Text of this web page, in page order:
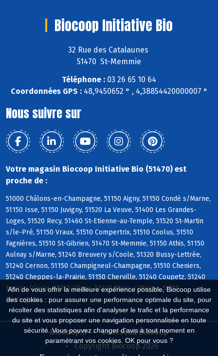
Afin de vous offrir la meilleure expérience possible, Biocoop utilise
des cookies : pour assurer une performance optimale du site, pour
récolter des statistiques afin d'analyser le trafic et la performance
du site et vous proposer une navigation personnalisée en toute
sécurité. Vous pouvez changer d'avis à tout moment en
paramétrant vos cookies. OK pour vous ?
Biocoop Initiative Bio
32 Rue des Catalaunes
51470 St-Memmie
Téléphone : 03 26 65 10 64
Coordonnées GPS :48,9450652 ° , 4,38854420000007 °
Nous suivre sur
Votre magasin Biocoop Initiative Bio (51470) est
proche de :
51000 Châlons-en-Champagne, 51150 Aigny, 51150 Condé s/Marne,
51150 Isse, 51150 Juvigny, 51520 La Veuve, 51400 Les Grandes-
Loges, 51520 Recy, 51460 St-Etienne-au-Temple, 51520 St-Martin
s/le-Pré, 51150 Vraux, 51510 Compertrix, 51510 Coolus, 51510
Fagnières, 51510 St-Gibrien, 51470 St-Memmie, 51150 Athis, 51150
Aulnay s/Marne, 51240 Breuvery s/Coole, 51320 Bussy-Lettrée,
51240 Cernon, 51150 Champigneul-Champagne, 51510 Cheniers,
51240 Cheppes-la-Prairie, 51150 Cherville, 51240 Coupetz, 51240
Ecury s/Coole, 51150 Jâlons, 51240 Mairy s/Marne, 51510
Matougues
Biocoop.fr
Le réseau Biocoop
Copyright Biocoop 2026